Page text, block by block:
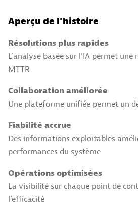
Aperçu de l'histoire
Résolutions plus rapides
L’analyse basée sur l’IA permet
MTTR
Collaboration améliorée
Une plateforme unifiée permet un
Fiabilité accrue
Des informations exploitables
performances du système
Opérations optimisées
La visibilité sur chaque point de
l’efficacité